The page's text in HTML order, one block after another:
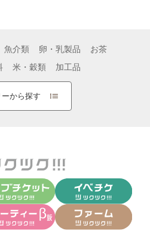
魚介類 卵・乳製品
お茶
米・穀類 加工品
から探す